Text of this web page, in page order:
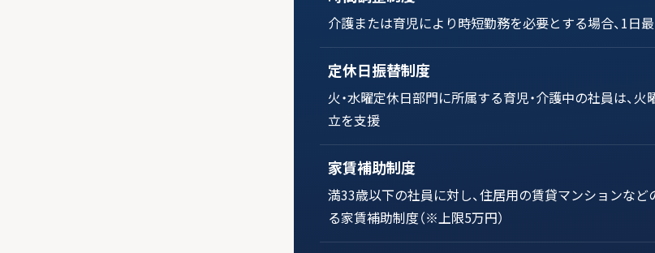
介護または育児により時短勤務を必要とする場合、1日
定休日振替制度
火・水曜定休日部門に所属する育児・介護中の社員は、
立を支援
家賃補助制度
満33歳以下の社員に対し、住居用の賃貸マンションなど
る家賃補助制度（※上限5万円）